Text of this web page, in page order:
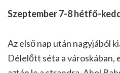
Szeptember 7-8 hétfő-
Az első nap után nagyjából
Délelőtt séta a városkában,